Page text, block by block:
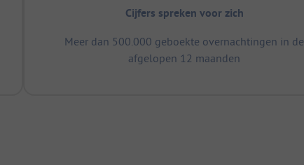
Cijfers spreken voor zich
Meer dan 500.000 geboekte overnachtingen in de
afgelopen 12 maanden